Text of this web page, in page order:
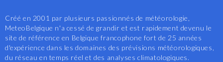
Créé en 2001 par plusieurs passionnés de météorologie,
MeteoBelgique n'a cessé de grandir et est rapidement devenu le
site de référence en Belgique francophone fort de 25 années
d'expérience dans les domaines des prévisions météorologiques,
du réseau en temps réel et des analyses climatologiques.